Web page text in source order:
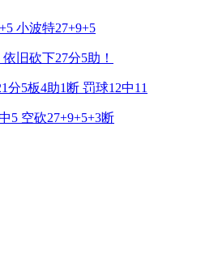
小波特27+9+5
旧砍下27分5助！
5板4助1断 罚球12中11
5 空砍27+9+5+3断